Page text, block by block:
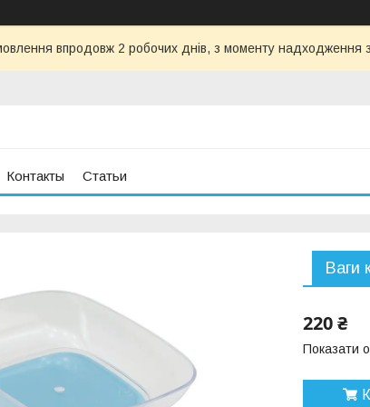
впродовж 2 робочих днів, з моменту надходження
Контакты Статьи
Ваги
220 ₴
Показати